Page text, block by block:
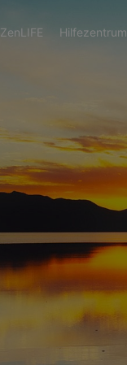
ZenLIFE Hilfezentrum